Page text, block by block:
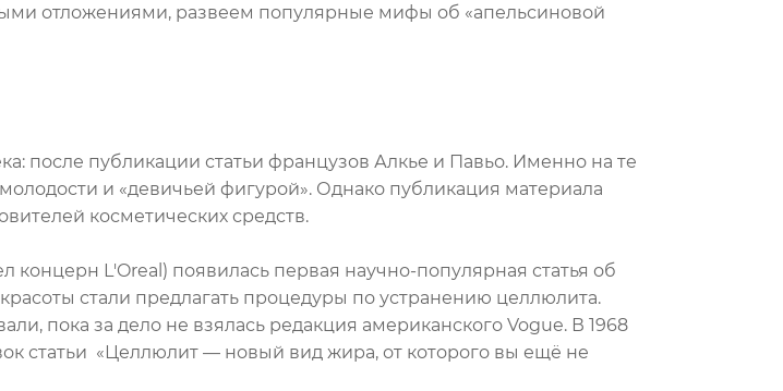
отложениями, развеем популярные мифы об «апельсиновой
после публикации статьи французов Алкье и Павьо. Именно на те
и «девичьей фигурой». Однако публикация материала
косметических средств.
концерн L'Oreal) появилась первая научно-популярная статья об
стали предлагать процедуры по устранению целлюлита.
пока за дело не взялась редакция американского Vogue. В 1968
статьи «Целлюлит — новый вид жира, от которого вы ещё не